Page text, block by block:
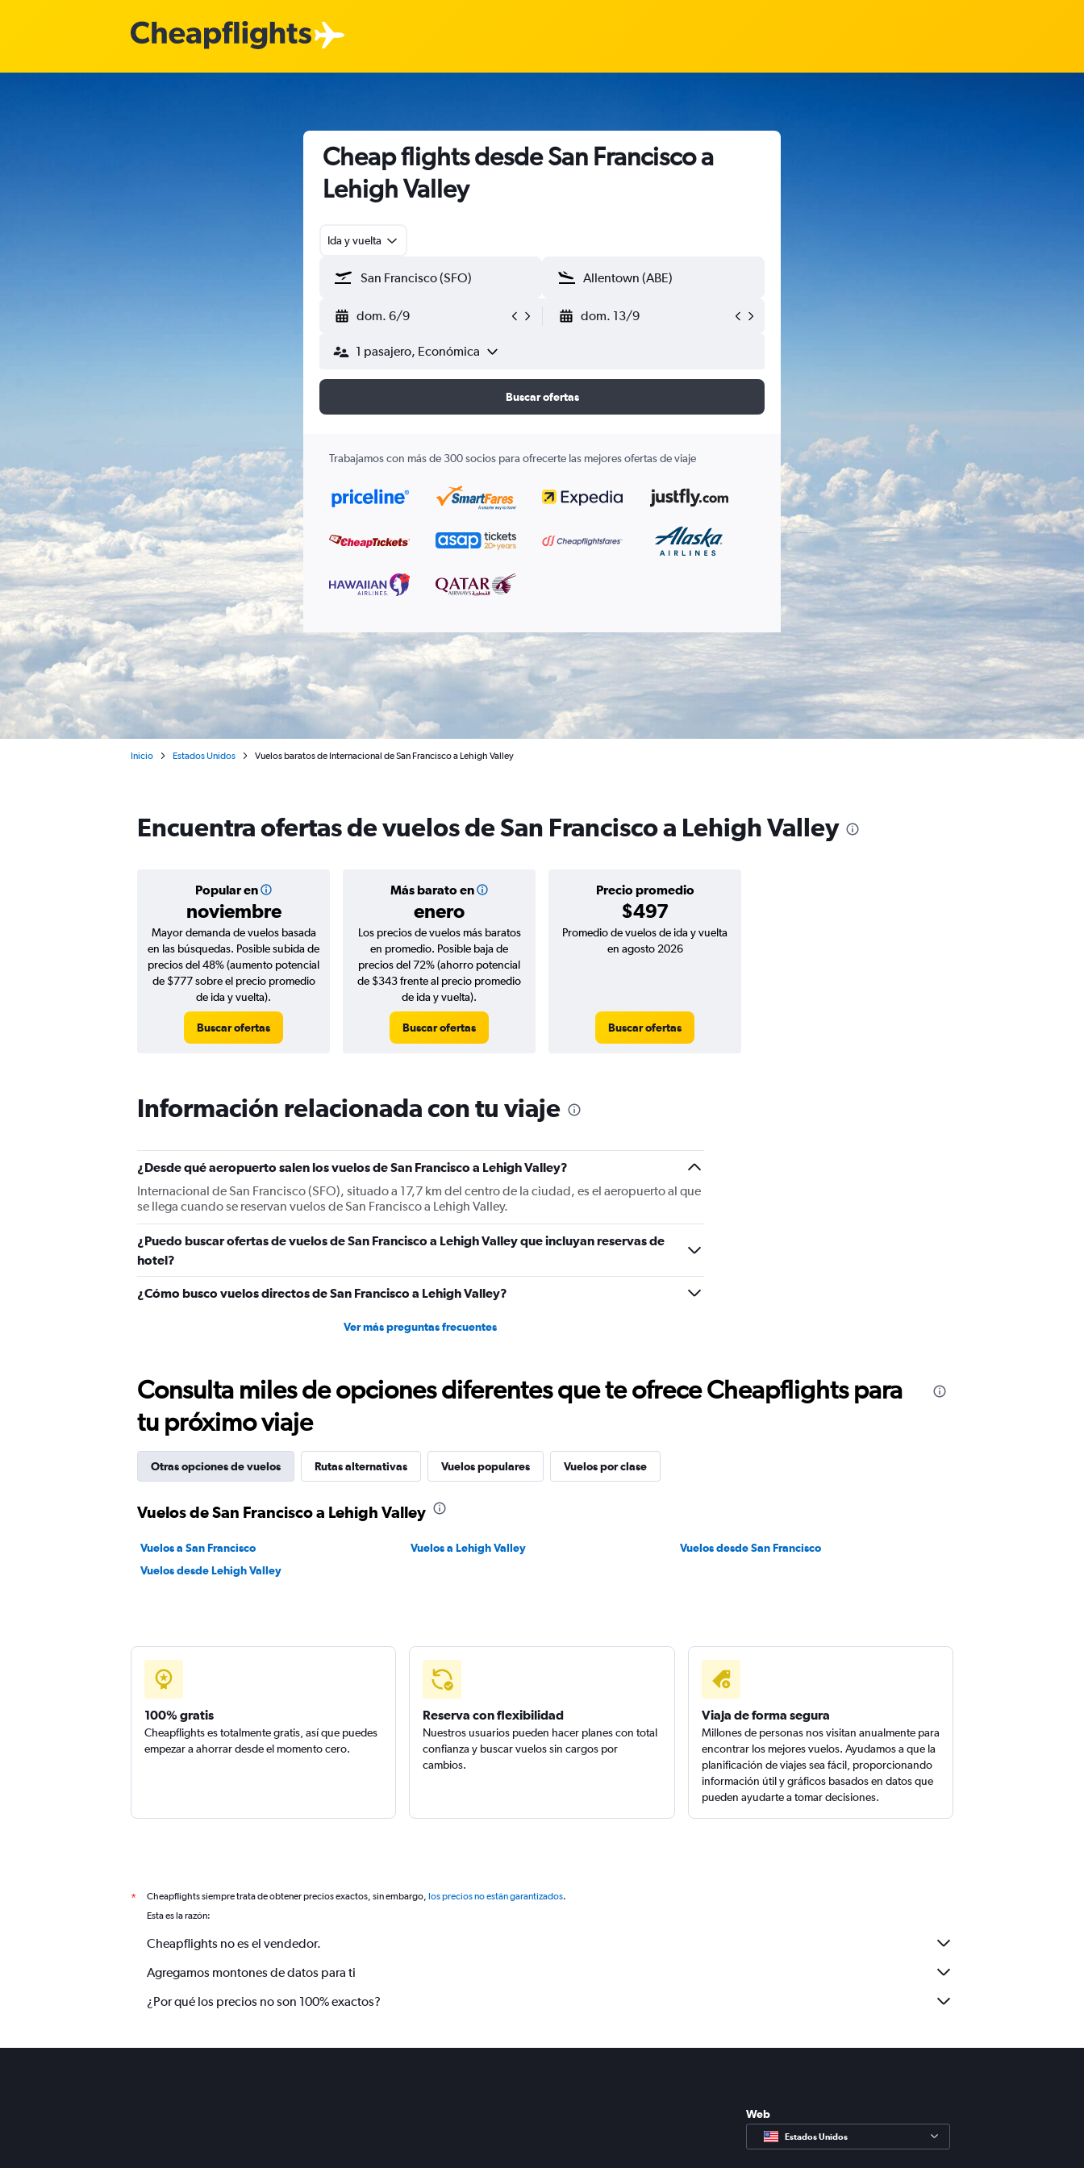
Cheap flights desde San Francisco a
Lehigh Valley
Ida y vuelta
dom. 6/9 dom. 13/9
1 pasajero, Económica
Buscar ofertas
Trabajamos con más de 300 socios para ofrecerte las mejores ofertas de viaje
Inicio Estados Unidos Vuelos baratos de Internacional de San Francisco a Lehigh Valley
Encuentra ofertas de vuelos de San Francisco a Lehigh Valley
Popular en
noviembre
Más barato en
enero
Precio promedio
$497
Mayor demanda de vuelos basada
en las búsquedas. Posible subida de
precios del 48% (aumento potencial
de $777 sobre el precio promedio
de ida y vuelta).
Buscar ofertas
Los precios de vuelos más baratos
en promedio. Posible baja de
precios del 72% (ahorro potencial
de $343 frente al precio promedio
de ida y vuelta).
Buscar ofertas
Promedio de vuelos de ida y vuelta
en agosto 2026
Buscar ofertas
Información relacionada con tu viaje
¿Desde qué aeropuerto salen los vuelos de San Francisco a Lehigh Valley?
Internacional de San Francisco (SFO), situado a 17,7 km del centro de la ciudad, es el aeropuerto al que
se llega cuando se reservan vuelos de San Francisco a Lehigh Valley.
¿Puedo buscar ofertas de vuelos de San Francisco a Lehigh Valley que incluyan reservas de
hotel?
¿Cómo busco vuelos directos de San Francisco a Lehigh Valley?
Ver más preguntas frecuentes
Consulta miles de opciones diferentes que te ofrece Cheapflights para
tu próximo viaje
Otras opciones de vuelos Rutas alternativas Vuelos populares Vuelos por clase
Vuelos de San Francisco a Lehigh Valley
Vuelos a San Francisco Vuelos a Lehigh Valley
Vuelos desde San Francisco
Vuelos desde Lehigh Valley
100% gratis
Cheapflights es totalmente gratis, así que puedes
empezar a ahorrar desde el momento cero.
Reserva con flexibilidad
Nuestros usuarios pueden hacer planes con total
confianza y buscar vuelos sin cargos por
cambios.
Viaja de forma segura
Millones de personas nos visitan anualmente para
encontrar los mejores vuelos. Ayudamos a que la
planificación de viajes sea fácil, proporcionando
información útil y gráficos basados en datos que
pueden ayudarte a tomar decisiones.
* Cheapflights siempre trata de obtener precios exactos, sin embargo, los precios no están garantizados.
Esta es la razón:
Cheapflights no es el vendedor.
Agregamos montones de datos para ti
¿Por qué los precios no son 100% exactos?
Web
Estados Unidos